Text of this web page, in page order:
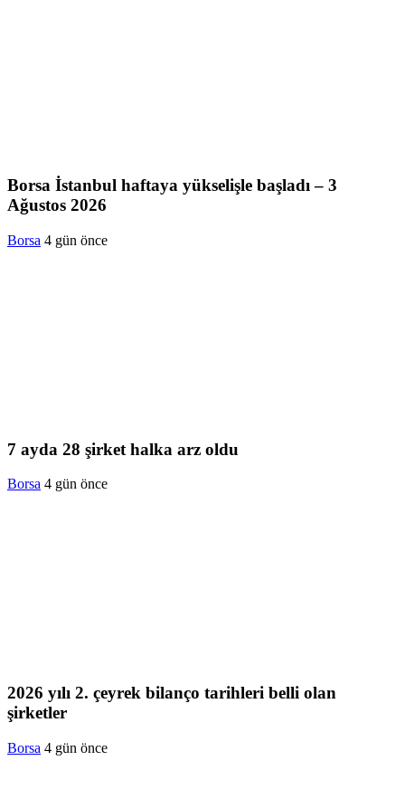
Borsa İstanbul haftaya yükselişle başladı – 3
Ağustos 2026
Borsa 4 gün önce
7 ayda 28 şirket halka arz oldu
Borsa 4 gün önce
2026 yılı 2. çeyrek bilanço tarihleri belli olan
şirketler
Borsa 4 gün önce